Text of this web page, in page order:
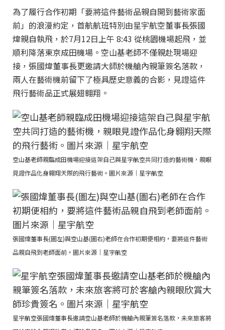
為了履行合作初期「要將這件藝術品親自開到藝術家面
前」的浪漫約定，首航航班特別由星宇航空董事長張國
煒親自執飛，於7月12日上午 8:43 從桃園機場起飛，並
順利降落東京成田機場。空山基老師不僅親赴現場迎
接，張國煒董事長更邀請大師於機艙內親筆簽名落款，
兩人在藝術機前留下了極具歷史意義的合影，見證這件
飛行藝術品正式展翅翱翔。
空山基老師親臨成田機場迎接這架自己與星宇航空共同打造的藝術機，親眼
見證作品化身翱翔天際的飛行藝術。圖片來源｜星宇航空
張國煒董事長(圖左)與空山基(圖右)老師在合作初期便相約，要將這件藝術
品親自飛到老師面前。圖片來源｜星宇航空
星宇航空張國煒董事長邀請空山基老師於機艙內親筆簽名落款，未來旅客將